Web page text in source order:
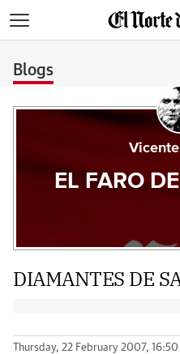
Blogs
EL FARO
DIAMANTES DE
Thursday, 22 February 2007, 16:50